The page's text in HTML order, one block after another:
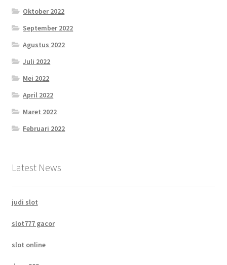
Oktober 2022
September 2022
Agustus 2022
Juli 2022
Mei 2022
April 2022
Maret 2022
Februari 2022
Latest News
judi slot
slot777 gacor
slot online